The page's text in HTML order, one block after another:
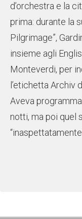
d’orchestra e la
prima: durante la
Pilgrimage”,
insieme agli
Monteverdi, per
l’etichetta Archiv
Aveva
notti, ma poi quel